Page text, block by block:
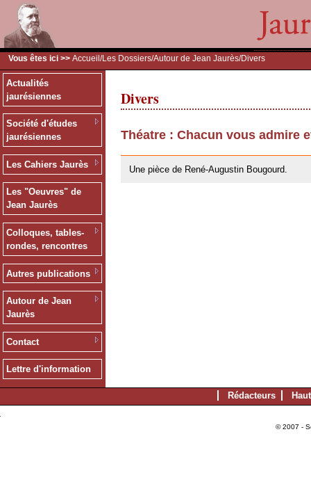
Vous êtes ici >> Accueil /Les Dossiers/Autour de Jean Jaurès/Divers
Actualités
jaurésiennes
Société d'études
jaurésiennes
Les Cahiers Jaurès
Les "Oeuvres" de
Jean Jaurès
Colloques, tables-
rondes, rencontres
Autres publications
Autour de Jean
Jaurès
Contact
Lettre d'information
Divers
Théatre : Chacun vous admire
Une pièce de René-Augustin Bougourd.
Rédacteurs
© 2007 -